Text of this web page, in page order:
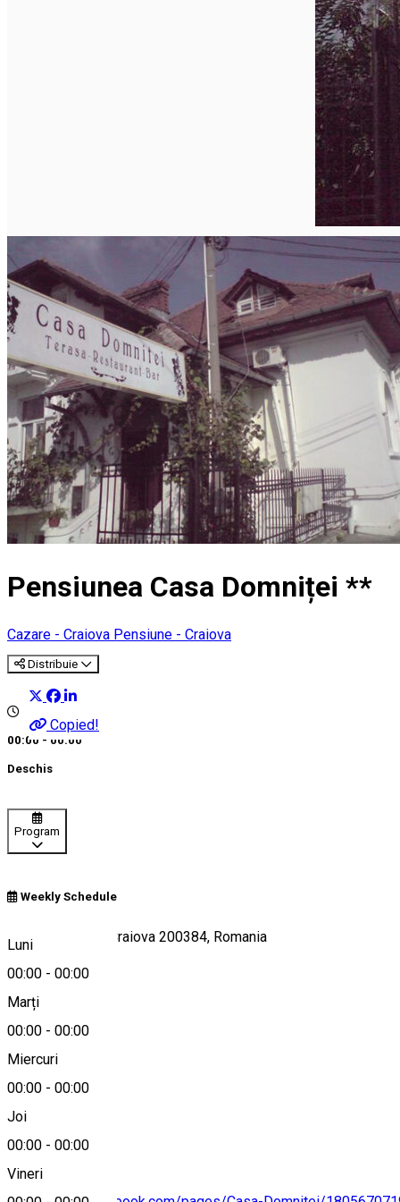
Pensiunea Casa Domniței **
Cazare - Craiova Pensiune - Craiova
Distribuie
Copied!
00:00 - 00:00
Deschis
Program
Weekly Schedule
Luni
00:00 - 00:00
Marți
00:00 - 00:00
Miercuri
00:00 - 00:00
Joi
00:00 - 00:00
Vineri
Strada Arieș 12, Craiova 200384, Romania
Hartă